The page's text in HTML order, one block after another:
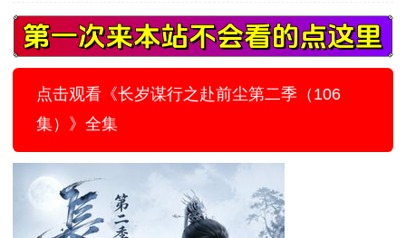
点击观看《长岁谋行之赴前尘第二季（106
集）》全集